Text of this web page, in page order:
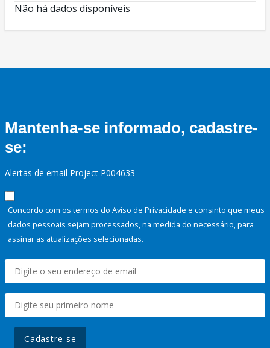
Não há dados disponíveis
Mantenha-se informado, cadastre-
se:
Alertas de email Project P004633
Concordo com os termos do Aviso de Privacidade e consinto que meus
dados pessoais sejam processados, na medida do necessário, para
assinar as atualizações selecionadas.
Cadastre-se